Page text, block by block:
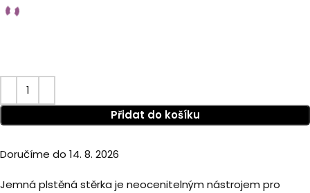
Přidat do košíku
Doručíme do 14. 8. 2026
Jemná plstěná stěrka je neocenitelným nástrojem pro